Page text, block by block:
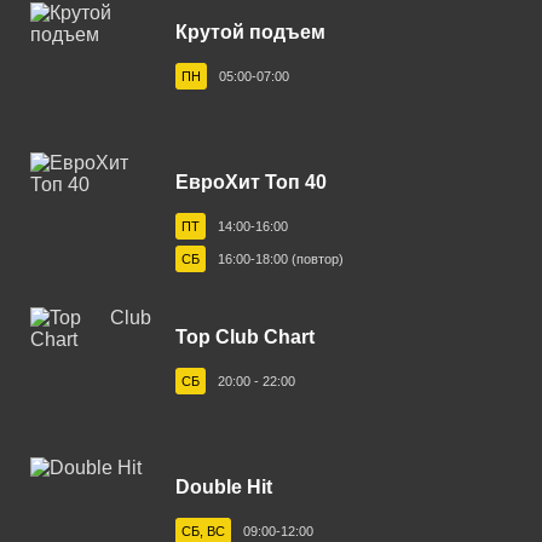
Бежецк 102.0 FM
Белгород 103.6 FM
Белово 96.3 FM
Белорецк 104.4 FM
Белореченск 91.2 FM
Бийск 102.5 FM
Биробиджан 88.3 FM
Благовещенск 105.1 FM
Большеречье 102.8 FM
Крутой подъем
ПН 05:00-07:00
ЕвроХит Топ 40
ПТ 14:00-16:00
СБ 16:00-18:00 (повтор)
Top Club Chart
СБ 20:00 - 22:00
Double Hit
СБ, ВС 09:00-12:00